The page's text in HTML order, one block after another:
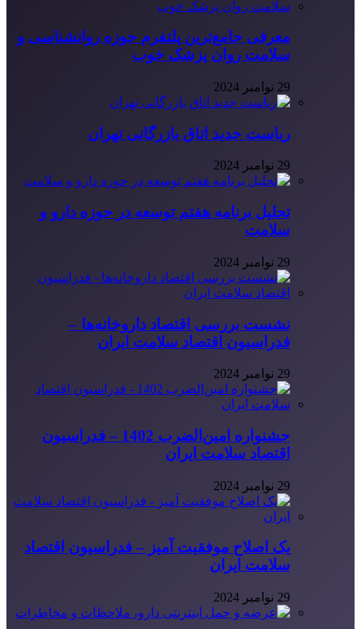
معرفی جامع‌ترین پلتفرم حوزه روانشناسی و
سلامت روان پزشک خوب
29 نوامبر 2024
ریاست جدید اتاق بازرگانی تهران
29 نوامبر 2024
تحلیل برنامه هفتم توسعه در حوزه دارو و
سلامت
29 نوامبر 2024
نشست بررسی اقتصاد داروخانه‌ها –
فدراسیون اقتصاد سلامت ایران
29 نوامبر 2024
جشنواره امین‌الضرب 1402 – فدراسیون
اقتصاد سلامت ایران
29 نوامبر 2024
یک اصلاح موفقیت آمیز – فدراسیون اقتصاد
سلامت ایران
29 نوامبر 2024